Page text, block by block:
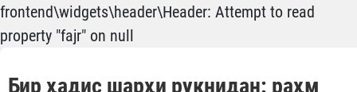
frontend\widgets\header\Header: Attempt to read
property "fajr" on null
Бир ҳадис шарҳи рукнидан: раҳм